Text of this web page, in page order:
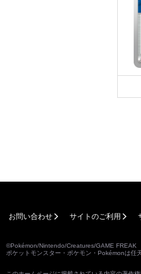
お問い合わせ サイトのご利用
©Pokémon/Nintendo/Creatures/GAME FREAK
ポケットモンスター・ポケモン・Pokémonは任